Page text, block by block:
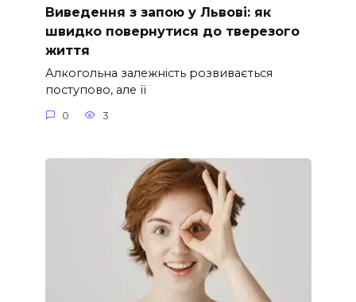
Виведення з запою у Львові: як
швидко повернутися до тверезого
життя
Алкогольна залежність розвивається
поступово, але її
0 3